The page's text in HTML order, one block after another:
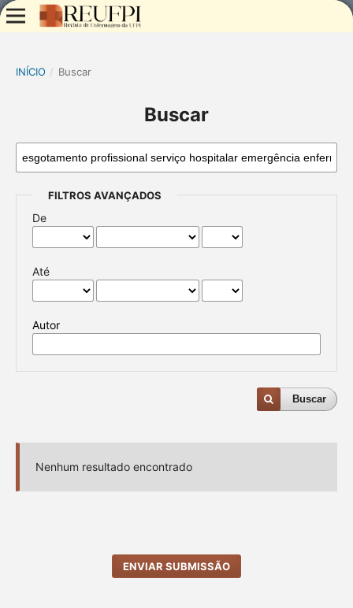
INÍCIO / Buscar
Buscar
FILTROS AVANÇADOS
De
Até
Autor
Buscar
Nenhum resultado encontrado
ENVIAR SUBMISSÃO